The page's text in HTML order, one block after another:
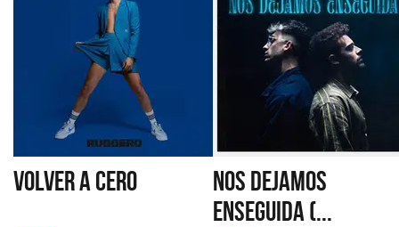
VOLVER A CERO
NOS DEJAMOS
ENSEGUIDA (...